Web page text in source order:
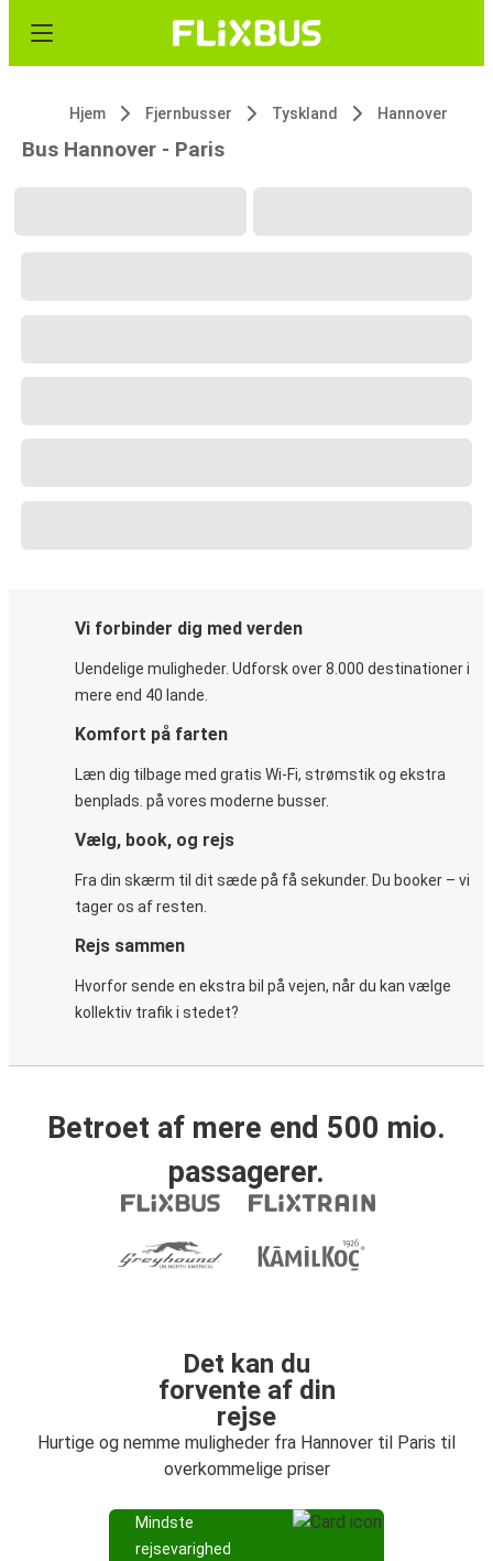
Hjem Fjernbusser Tyskland Hannover
Bus Hannover - Paris
Vi forbinder dig med verden
Uendelige muligheder. Udforsk over 8.000 destinationer i
mere end 40 lande.
Komfort på farten
Læn dig tilbage med gratis Wi-Fi, strømstik og ekstra
benplads. på vores moderne busser.
Vælg, book, og rejs
Fra din skærm til dit sæde på få sekunder. Du booker – vi
tager os af resten.
Rejs sammen
Hvorfor sende en ekstra bil på vejen, når du kan vælge
kollektiv trafik i stedet?
Betroet af mere end 500 mio.
passagerer.
Det kan du
forvente af din
rejse
Hurtige og nemme muligheder fra Hannover til Paris til
overkommelige priser
Mindste
rejsevarighed